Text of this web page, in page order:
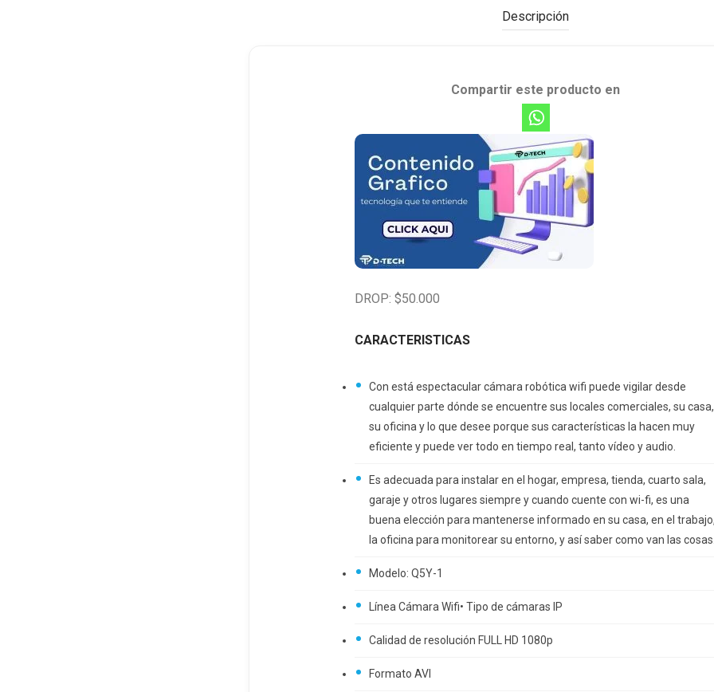
Descripción
Compartir este producto en
DROP: $50.000
CARACTERISTICAS
Con está espectacular cámara robótica wifi puede vigilar desde
cualquier parte dónde se encuentre sus locales comerciales, su casa,
su oficina y lo que desee porque sus características la hacen muy
eficiente y puede ver todo en tiempo real, tanto vídeo y audio.
Es adecuada para instalar en el hogar, empresa, tienda, cuarto sala,
garaje y otros lugares siempre y cuando cuente con wi-fi, es una
buena elección para mantenerse informado en su casa, en el
la oficina para monitorear su entorno, y así saber como van las
Modelo: Q5Y-1
Línea Cámara Wifi• Tipo de cámaras IP
Calidad de resolución FULL HD 1080p
Formato AVI